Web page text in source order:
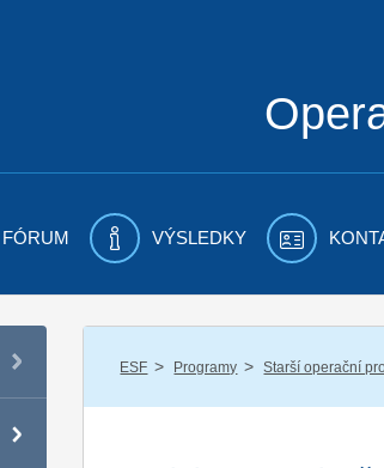
FÓRUM VÝSLEDKY
ESF / Programy / Starší operační